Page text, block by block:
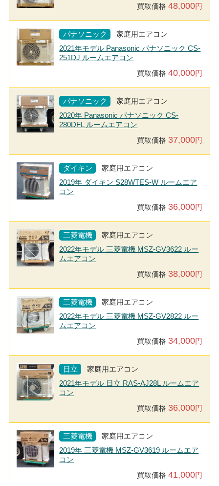
買取価格48,000円
パナソニック
家庭用エアコン
2021年モデル Panasonic パナソニック CS-
251DJ ルームエアコン
買取価格40,000円
パナソニック
家庭用エアコン
2020年 Panasonic パナソニック CS-
280DFL ルームエアコン
買取価格 37,000円
ダイキン
家庭用エアコン
2019年 ダイキン S28WTES-W ルームエア
コン
買取価格 36,000円
三菱電機
家庭用エアコン
2022年モデル 三菱電機 MSZ-GV3622 ルー
ムエアコン
買取価格 38,000円
三菱電機
家庭用エアコン
2022年モデル 三菱電機 MSZ-GV2822 ルー
ムエアコン
買取価格 34,000円
日立
家庭用エアコン
2021年モデル 日立 RAS-AJ28L ルームエア
コン
買取価格 36,000円
三菱電機
家庭用エアコン
2019年 三菱電機 MSZ-GV3619 ルームエア
コン
買取価格41,000円